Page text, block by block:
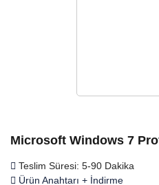
Microsoft Windows 7
Teslim Süresi: 5-90 Dakika
Ürün Anahtarı + İndirme